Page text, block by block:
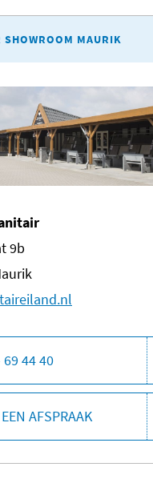
SHOWROOM MAURIK
9b
44 40
AFSPRAAK